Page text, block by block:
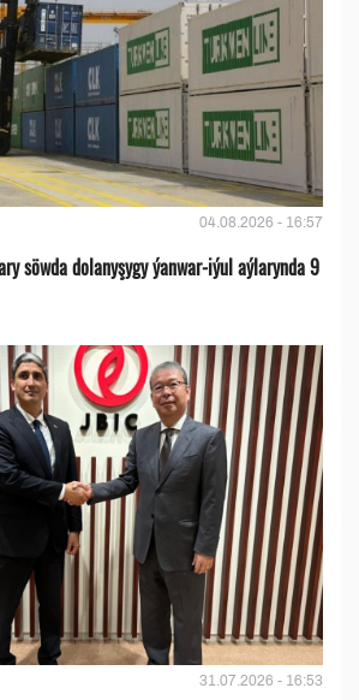
04.08.2026 - 16:57
söwda dolanyşygy ýanwar-iýul aýlarynda 9
31.07.2026 - 16:53